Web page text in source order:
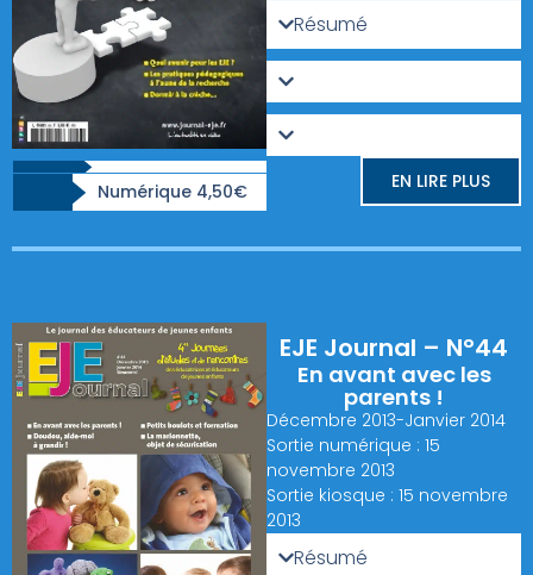
Numérique 4,50€
Résumé
EN LIRE PLUS
EJE Journal – N°44
En avant avec les
parents !
Décembre 2013-Janvier 2014
Sortie numérique : 15
novembre 2013
Sortie kiosque : 15 novembre
2013
Résumé